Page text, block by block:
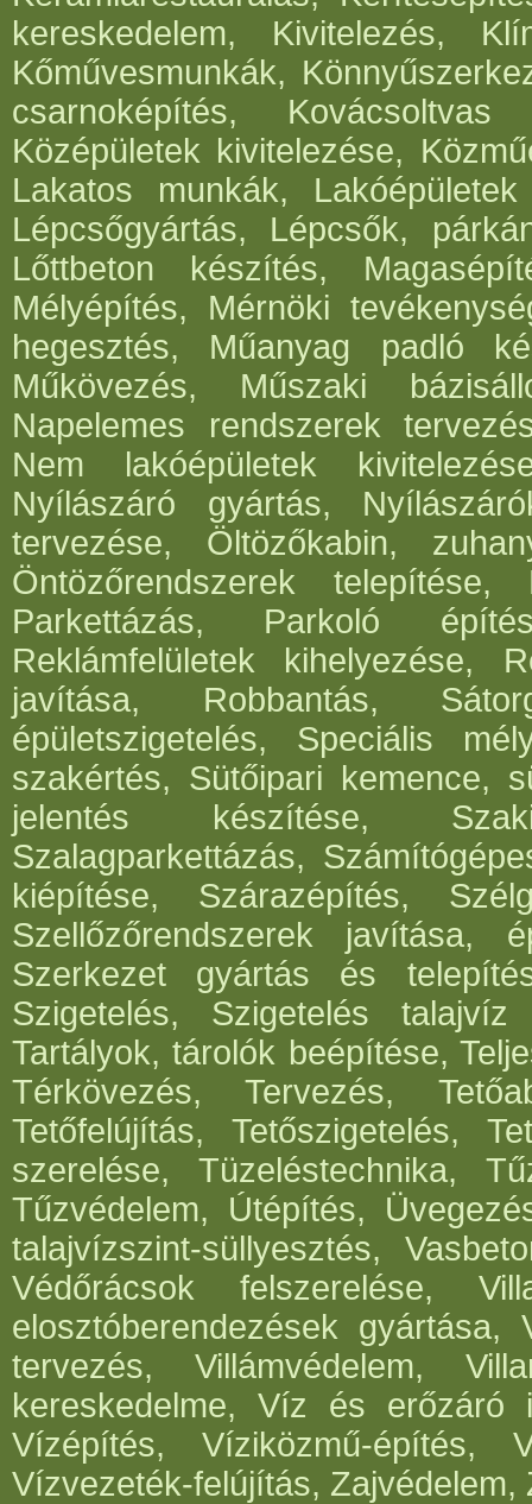
kereskedelem, Kivitelezés,
Kőművesmunkák,
csarnoképítés,
Középületek kivitelezése,
Lakatos munkák,
Lépcsőgyártás, Lépcsők,
Lőttbeton készítés,
Mélyépítés, Mérnöki
hegesztés, Műanyag padló
Műkövezés, Műszaki
Napelemes rendszerek
Nem lakóépületek
Nyílászáró gyártás,
tervezése, Öltözőkabin,
Öntözőrendszerek
Parkettázás, Parkoló
Reklámfelületek kihelyezése,
javítása, Robbantás,
épületszigetelés, Speciális
szakértés, Sütőipari kemence,
jelentés készítése,
Szalagparkettázás,
kiépítése, Szárazépítés,
Szellőzőrendszerek javítása,
Szerkezet gyártás és
Szigetelés, Szigetelés
Tartályok, tárolók beépítése,
Térkövezés, Tervezés,
Tetőfelújítás, Tetőszigetelés,
szerelése, Tüzeléstechnika,
Tűzvédelem, Útépítés,
talajvízszint-süllyesztés,
Védőrácsok felszerelése,
elosztóberendezések gyártása,
tervezés, Villámvédelem,
kereskedelme, Víz és erőzáró
Vízépítés, Víziközmű-építés,
Vízvezeték-felújítás,